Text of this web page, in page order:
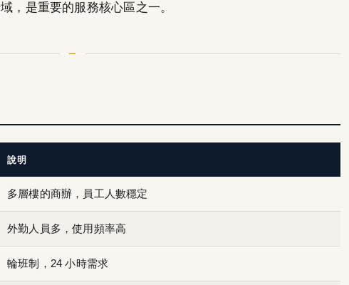
，是重要的服務核心區之一。
說明
多層樓的商辦，員工人數穩定
外勤人員多，使用頻率高
輪班制，24 小時需求